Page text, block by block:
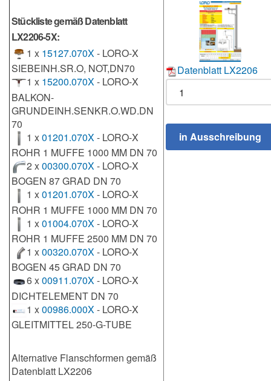
Stückliste gemäß Datenblatt
LX2206-5X:
1 x 15127.070X- LORO-X
SIEBEINH.SR.O, NOT,DN70
1 x 15200.070X- LORO-X
BALKON-
GRUNDEINH.SENKR.O.WD.DN
70
1 x01201.070X- LORO-X
ROHR 1 MUFFE 1000 MM DN 70
2 x00300.070X- LORO-X
BOGEN 87 GRAD DN 70
1 x01201.070X- LORO-X
ROHR 1 MUFFE 1000 MM DN 70
1 x01004.070X - LORO-X
ROHR 1 MUFFE 2500 MM DN 70
1 x00320.070X- LORO-X
BOGEN 45 GRAD DN 70
6 x00911.070X- LORO-X
DICHTELEMENT DN 70
1 x00986.000X - LORO-X
GLEITMITTEL 250-G-TUBE
Alternative Flanschformen gemäß
Datenblatt LX2206
Datenblatt LX2206